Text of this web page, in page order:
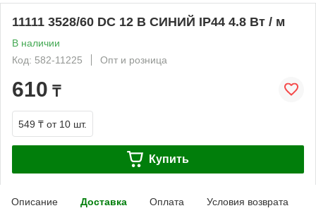
11111 3528/60 DC 12 В СИНИЙ IP44 4.8 Вт / м
В наличии
Код: 582-11225
Опт и розница
610 ₸
549 ₸ от 10 шт.
Купить
Описание Доставка Оплата Условия возврата